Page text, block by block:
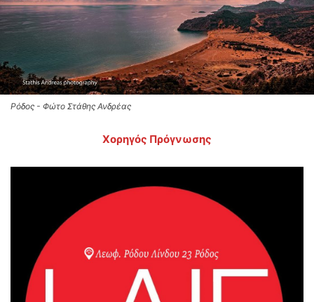
Ρόδος - Φώτο Στάθης Ανδρέας
Χορηγός Πρόγνωσης